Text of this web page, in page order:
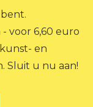
voor 6,60 euro
en
Sluit u nu aan!